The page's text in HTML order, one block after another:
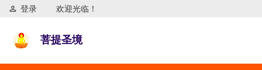
欢迎光临！
登录
菩提圣境